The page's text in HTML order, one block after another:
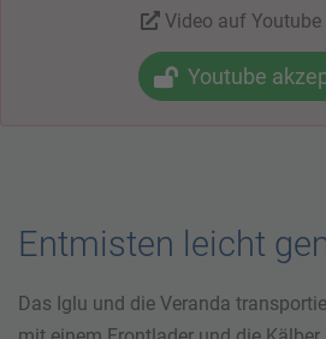
Video auf Youtube
Youtube
Entmisten leicht
Das Iglu und die Veranda